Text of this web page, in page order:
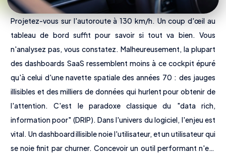
Nous découvrir
Offres
Tarifs
Outils
Projetez-vous sur l'autoroute à 130 km/h. Un coup d'œil au
tableau de bord suffit pour savoir si tout va bien. Vous
n'analysez pas, vous constatez. Malheureusement, la plupart
des dashboards SaaS ressemblent moins à ce cockpit épuré
qu'à celui d'une navette spatiale des années 70 : des jauges
illisibles et des milliers de données qui hurlent pour obtenir de
l'attention. C'est le paradoxe classique du "data rich,
information poor" (DRIP). Dans l'univers du logiciel, l'enjeu est
vital. Un dashboard illisible noie l'utilisateur, et un utilisateur qui
se noie finit par churner. Concevoir un outil performant n'est